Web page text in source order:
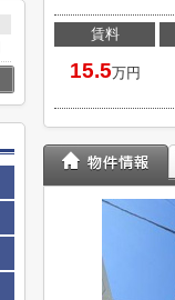
賃料
15.5万円